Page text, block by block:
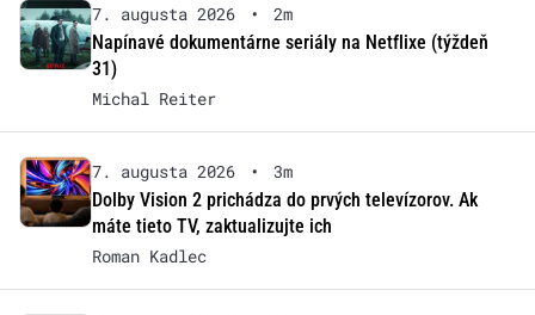
7. augusta 2026 •
2m
Napínavé dokumentárne seriály na Netflixe (týždeň
31)
Michal Reiter
7. augusta 2026 •
3m
Dolby Vision 2 prichádza do prvých televízorov. Ak
máte tieto TV, zaktualizujte ich
Roman Kadlec